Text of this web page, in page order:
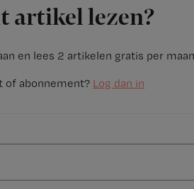
artikel lezen?
en lees 2 artikelen gratis per
of abonnement? Log dan in